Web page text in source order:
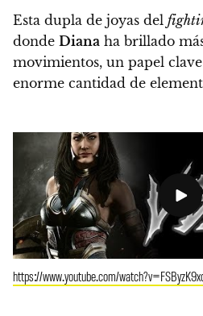
Esta dupla de joyas del
donde Diana ha brillado
movimientos, un papel
enorme cantidad de
https://www.youtube.com/